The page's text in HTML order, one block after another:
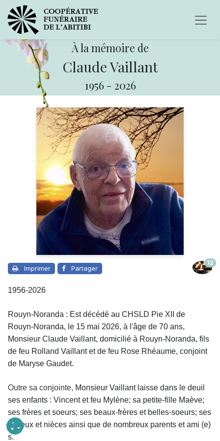
À la mémoire de
Claude Vaillant
1956 - 2026
Imprimer Partager
12
1956-2026
Rouyn-Noranda : Est décédé au CHSLD Pie XII de
Rouyn-Noranda, le 15 mai 2026, à l'âge de 70 ans,
Monsieur Claude Vaillant, domicilié à Rouyn-Noranda, fils
de feu Rolland Vaillant et de feu Rose Rhéaume, conjoint
de Maryse Gaudet.
Outre sa conjointe, Monsieur Vaillant laisse dans le deuil
ses enfants : Vincent et feu Mylène; sa petite-fille Maève;
ses frères et soeurs; ses beaux-frères et belles-soeurs; ses
neveux et nièces ainsi que de nombreux parents et ami (e)
s.